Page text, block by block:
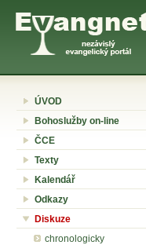
ÚVOD
Bohoslužby on-line
ČCE
Texty
Kalendář
Odkazy
Diskuze
chronologicky